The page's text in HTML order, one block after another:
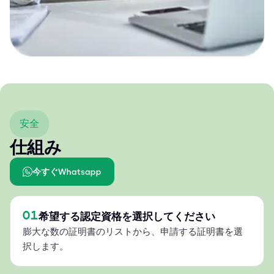
安全
仕組み
今すぐWhatsapp
01希望する認定資格を選択してください
膨大な数の証明書のリストから、申請する証明書を選
択します。